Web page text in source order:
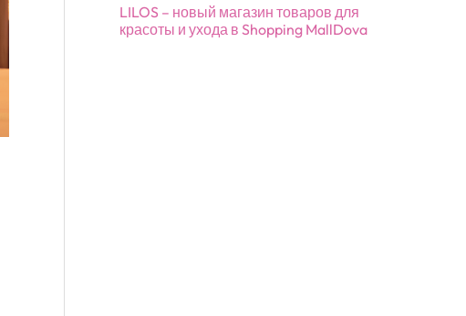
LILOS – новый магазин товаров для
красоты и ухода в Shopping MallDova